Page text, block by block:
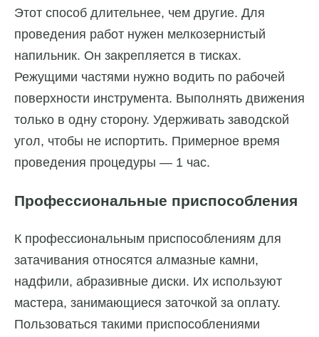
Этот способ длительнее, чем другие. Для
проведения работ нужен мелкозернистый
напильник. Он закрепляется в тисках.
Режущими частями нужно водить по рабочей
поверхности инструмента. Выполнять движения
только в одну сторону. Удерживать заводской
угол, чтобы не испортить. Примерное время
проведения процедуры — 1 час.
Профессиональные приспособления
К профессиональным приспособлениям для
затачивания относятся алмазные камни,
надфили, абразивные диски. Их используют
мастера, занимающиеся заточкой за оплату.
Пользоваться такими приспособлениями